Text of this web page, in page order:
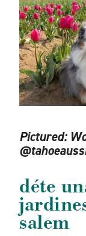
Pictured:
déte
salem